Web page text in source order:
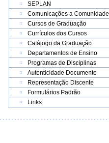
SEPLAN
Comunicações a Comunidade
Cursos de Graduação
Currículos dos Cursos
Catálogo da Graduação
Departamentos de Ensino
Programas de Disciplinas
Autenticidade Documento
Representação Discente
Formulários Padrão
Links